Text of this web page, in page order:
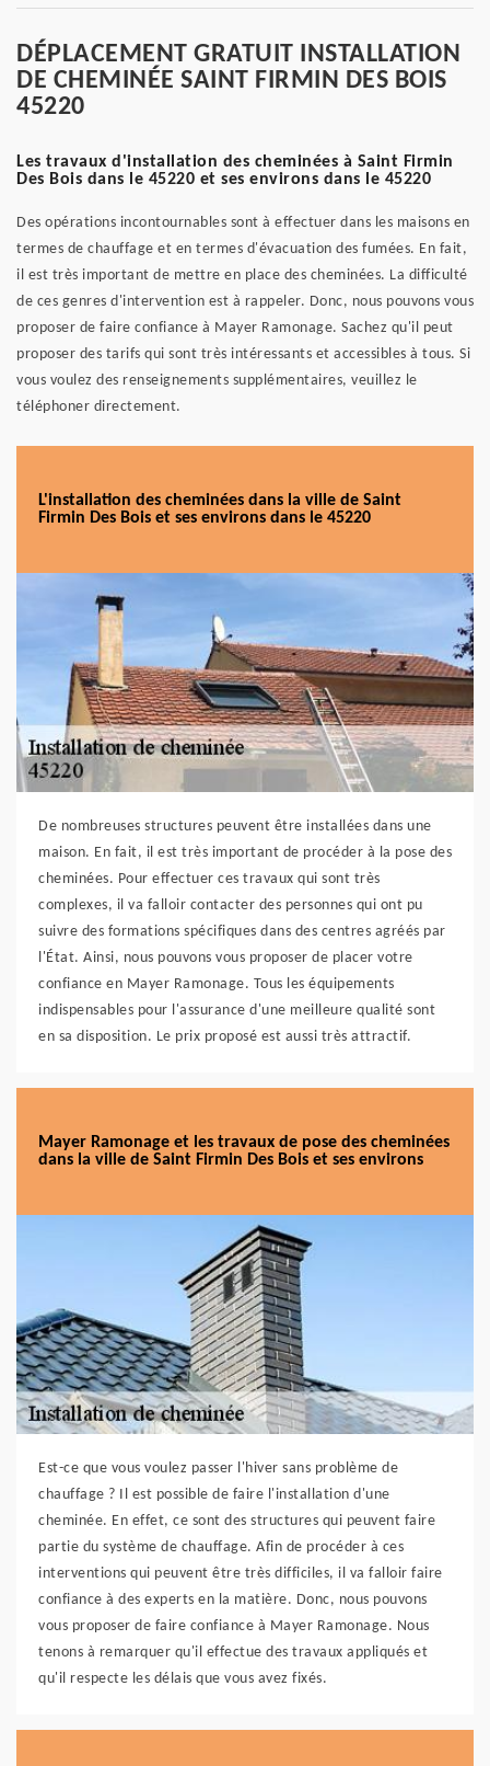
DÉPLACEMENT GRATUIT INSTALLATION
DE CHEMINÉE SAINT FIRMIN DES BOIS
45220
Les travaux d'installation des cheminées à Saint Firmin
Des Bois dans le 45220 et ses environs dans le 45220
Des opérations incontournables sont à effectuer dans les maisons en
termes de chauffage et en termes d'évacuation des fumées. En fait,
il est très important de mettre en place des cheminées. La difficulté
de ces genres d'intervention est à rappeler. Donc, nous pouvons vous
proposer de faire confiance à Mayer Ramonage. Sachez qu'il peut
proposer des tarifs qui sont très intéressants et accessibles à tous. Si
vous voulez des renseignements supplémentaires, veuillez le
téléphoner directement.
L'installation des cheminées dans la ville de Saint
Firmin Des Bois et ses environs dans le 45220
De nombreuses structures peuvent être installées dans une
maison. En fait, il est très important de procéder à la pose des
cheminées. Pour effectuer ces travaux qui sont très
complexes, il va falloir contacter des personnes qui ont pu
suivre des formations spécifiques dans des centres agréés par
l'État. Ainsi, nous pouvons vous proposer de placer votre
confiance en Mayer Ramonage. Tous les équipements
indispensables pour l'assurance d'une meilleure qualité sont
en sa disposition. Le prix proposé est aussi très attractif.
Mayer Ramonage et les travaux de pose des cheminées
dans la ville de Saint Firmin Des Bois et ses environs
Est-ce que vous voulez passer l'hiver sans problème de
chauffage ? Il est possible de faire l'installation d'une
cheminée. En effet, ce sont des structures qui peuvent faire
partie du système de chauffage. Afin de procéder à ces
interventions qui peuvent être très difficiles, il va falloir faire
confiance à des experts en la matière. Donc, nous pouvons
vous proposer de faire confiance à Mayer Ramonage. Nous
tenons à remarquer qu'il effectue des travaux appliqués et
qu'il respecte les délais que vous avez fixés.